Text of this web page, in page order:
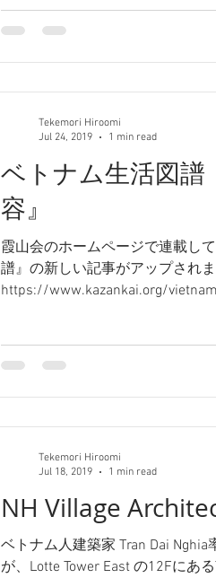
ベトナム生活図譜
容』
霞山会のホームページで連載し
譜』の新しい記事がアップされま
https://www.kazankai.org/
Tekemori Hiroomi
Jul 24, 2019
1 min read
NH Village
ベトナム人建築家 Tran Dai Nghia
が、Lotte Tower East の12Fにあ
Tekemori Hiroomi
Jul 18, 2019
1 min read